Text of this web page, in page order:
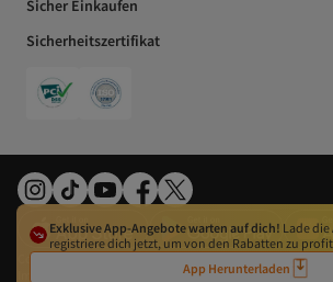
Exklusive App-Angebote warten auf dich! Lade
registriere dich jetzt, um von den Rabatten zu
App Herunterladen
Sicher Einkaufen
Sicherheitszertifikat
Cookie-PräferenzenGesetz über digitale Dienste
EU-Behörden